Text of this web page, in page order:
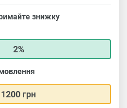
знижку
2%
1200 грн